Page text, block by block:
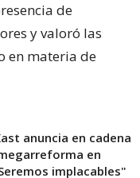
de
y valoró las
en materia de
anuncia en cadena
en
implacables"